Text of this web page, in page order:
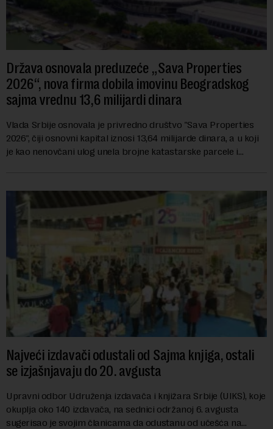
Država osnovala preduzeće „Sava Properties
2026“, nova firma dobila imovinu Beogradskog
sajma vrednu 13,6 milijardi dinara
Vlada Srbije osnovala je privredno društvo "Sava Properties
2026", čiji osnovni kapital iznosi 13,64 milijarde dinara, a u koji
je kao nenovčani ulog unela brojne katastarske parcele i
Najveći izdavači odustali od Sajma knjiga, ostali
se izjašnjavaju do 20. avgusta
Upravni odbor Udruženja izdavača i knjižara Srbije (UIKS), koje
okuplja oko 140 izdavača, na sednici održanoj 6. avgusta
sugerisao je svojim članicama da odustanu od učešća na